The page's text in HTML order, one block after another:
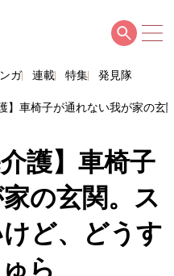
ガ 連載 特集 発見隊
】車椅子が通れない我が家の
護】車椅子
の玄関。ス
ど、どうす
ら